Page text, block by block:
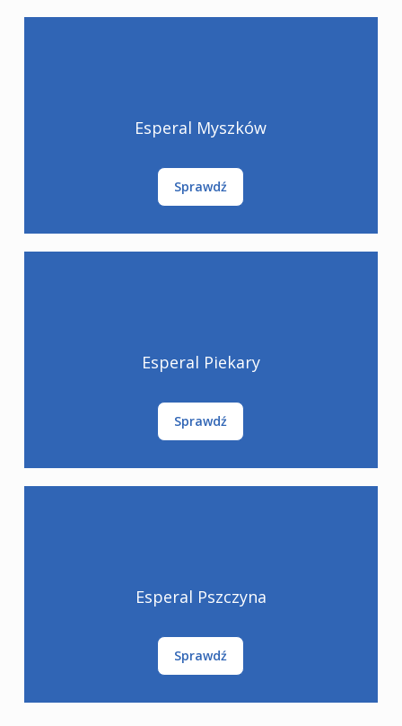
Esperal Myszków
Sprawdź
Esperal Piekary
Sprawdź
Esperal Pszczyna
Sprawdź